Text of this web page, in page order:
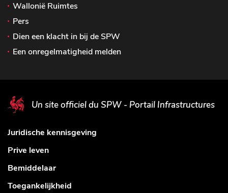
Wallonië Ruimtes
Pers
Dien een klacht in bij de SPW
Een onregelmatigheid melden
Un site officiel du SPW - Portail Infrastructures
Juridische kennisgeving
Prive leven
Bemiddelaar
Toegankelijkheid